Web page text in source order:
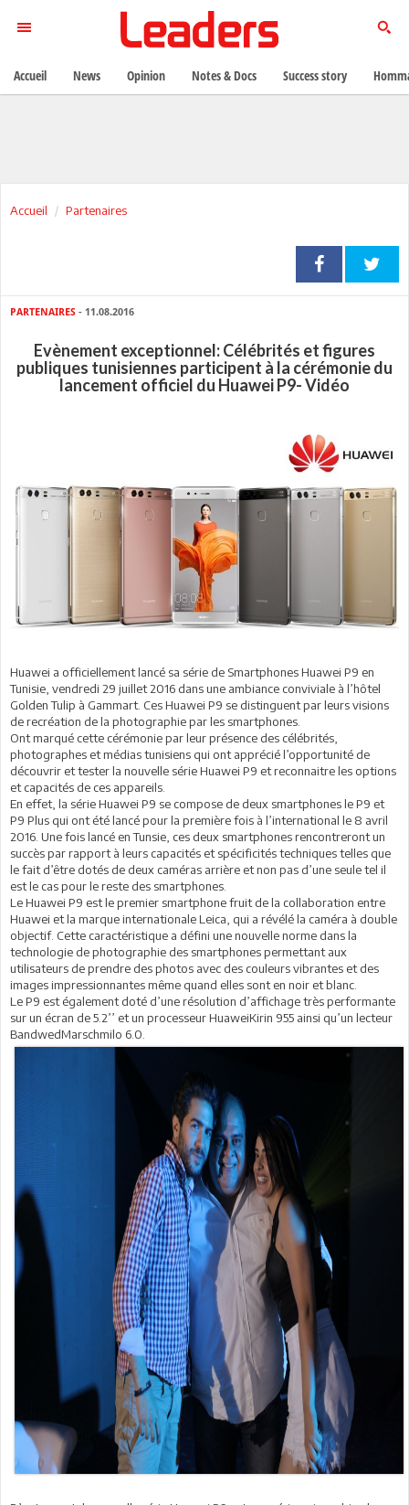
Accueil Partenaires
PARTENAIRES - 11.08.2016
Evènement exceptionnel: Célébrités et figures
publiques tunisiennes participent à la cérémonie du
lancement officiel du Huawei P9- Vidéo
Huawei a officiellement lancé sa série de Smartphones Huawei P9 en
Tunisie, vendredi 29 juillet 2016 dans une ambiance conviviale à l’hôtel
Golden Tulip à Gammart. Ces Huawei P9 se distinguent par leurs visions
de recréation de la photographie par les smartphones.
Ont marqué cette cérémonie par leur présence des célébrités,
photographes et médias tunisiens qui ont apprécié l’opportunité de
découvrir et tester la nouvelle série Huawei P9 et reconnaitre les options
et capacités de ces appareils.
En effet, la série Huawei P9 se compose de deux smartphones le P9 et
P9 Plus qui ont été lancé pour la première fois à l’international le 8 avril
2016. Une fois lancé en Tunsie, ces deux smartphones rencontreront un
succès par rapport à leurs capacités et spécificités techniques telles que
le fait d’être dotés de deux caméras arrière et non pas d’une seule tel il
est le cas pour le reste des smartphones.
Le Huawei P9 est le premier smartphone fruit de la collaboration entre
Huawei et la marque internationale Leica, qui a révélé la caméra à double
objectif. Cette caractéristique a défini une nouvelle norme dans la
technologie de photographie des smartphones permettant aux
utilisateurs de prendre des photos avec des couleurs vibrantes et des
images impressionnantes même quand elles sont en noir et blanc.
Le P9 est également doté d’une résolution d’affichage très performante
sur un écran de 5.2’’ et un processeur HuaweiKirin 955 ainsi qu’un lecteur
BandwedMarschmilo 6.0.
Accueil News Opinion Notes & Docs Success story